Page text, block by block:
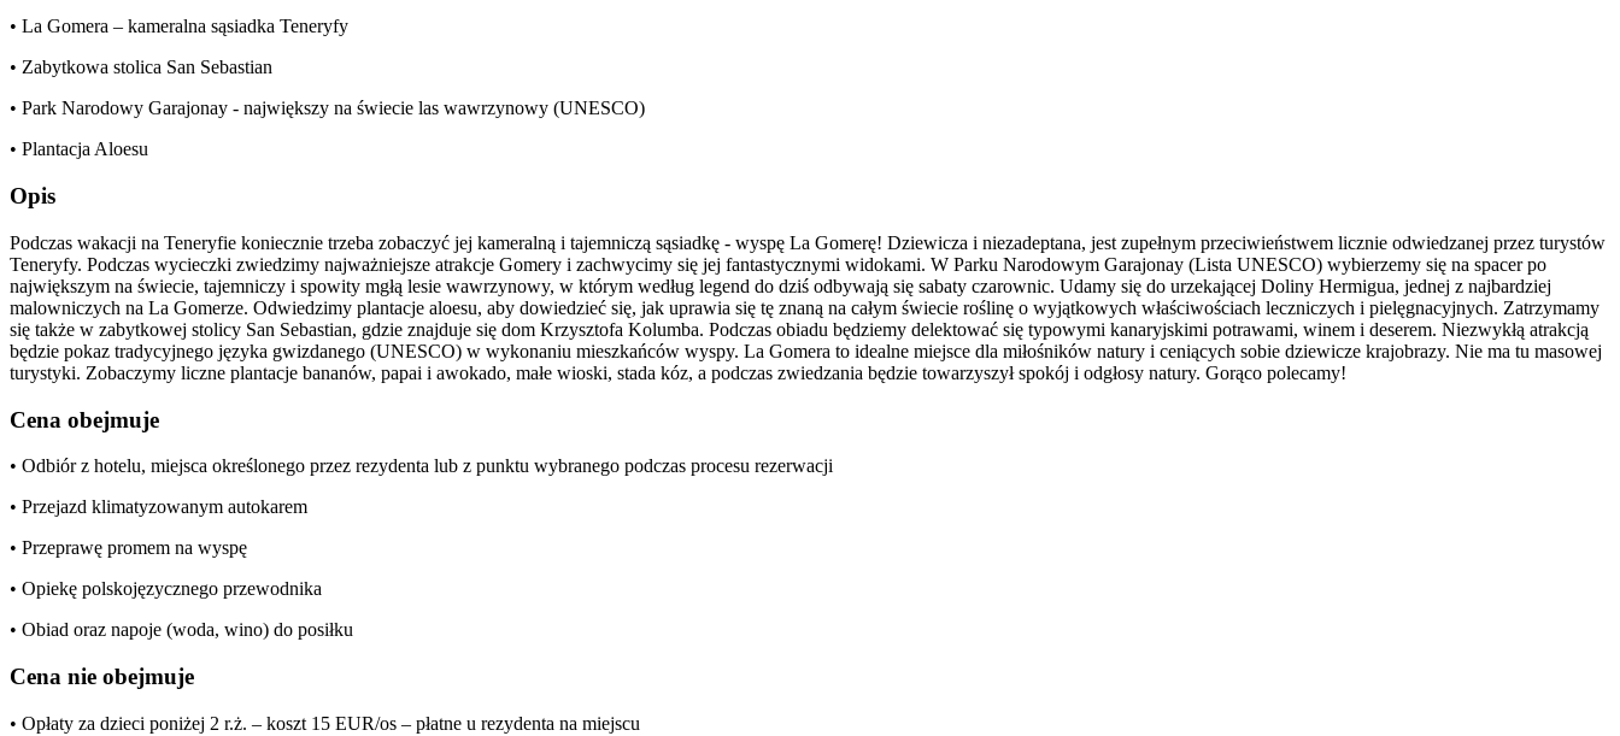
• La Gomera – kameralna sąsiadka Teneryfy
• Zabytkowa stolica San Sebastian
• Park Narodowy Garajonay - największy na świecie las wawrzynowy (UNESCO)
• Plantacja Aloesu
Opis
Podczas wakacji na Teneryfie koniecznie trzeba zobaczyć jej kameralną i tajemniczą sąsiadkę - wyspę La Gomerę! Dziewicza i niezadeptana, jest zupełnym przeciwieństwem licznie odwiedzanej przez turystów
Teneryfy. Podczas wycieczki zwiedzimy najważniejsze atrakcje Gomery i zachwycimy się jej fantastycznymi widokami. W Parku Narodowym Garajonay (Lista UNESCO) wybierzemy się na spacer po
największym na świecie, tajemniczy i spowity mgłą lesie wawrzynowy, w którym według legend do dziś odbywają się sabaty czarownic. Udamy się do urzekającej Doliny Hermigua, jednej z najbardziej
malowniczych na La Gomerze. Odwiedzimy plantacje aloesu, aby dowiedzieć się, jak uprawia się tę znaną na całym świecie roślinę o wyjątkowych właściwościach leczniczych i pielęgnacyjnych. Zatrzymamy
się także w zabytkowej stolicy San Sebastian, gdzie znajduje się dom Krzysztofa Kolumba. Podczas obiadu będziemy delektować się typowymi kanaryjskimi potrawami, winem i deserem. Niezwykłą atrakcją
będzie pokaz tradycyjnego języka gwizdanego (UNESCO) w wykonaniu mieszkańców wyspy. La Gomera to idealne miejsce dla miłośników natury i ceniących sobie dziewicze krajobrazy. Nie ma tu masowej
turystyki. Zobaczymy liczne plantacje bananów, papai i awokado, małe wioski, stada kóz, a podczas zwiedzania będzie towarzyszył spokój i odgłosy natury. Gorąco polecamy!
Cena obejmuje
• Odbiór z hotelu, miejsca określonego przez rezydenta lub z punktu wybranego podczas procesu rezerwacji
• Przejazd klimatyzowanym autokarem
• Przeprawę promem na wyspę
• Opiekę polskojęzycznego przewodnika
• Obiad oraz napoje (woda, wino) do posiłku
Cena nie obejmuje
• Opłaty za dzieci poniżej 2 r.ż. – koszt 15 EUR/os – płatne u rezydenta na miejscu